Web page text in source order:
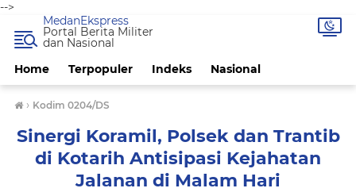
-->
Home Terpopuler Indeks Nasional
MedanEkspress
Portal Berita Militer
dan Nasional
› Kodim 0204/DS
Sinergi Koramil, Polsek dan Trantib
di Kotarih Antisipasi Kejahatan
Jalanan di Malam Hari